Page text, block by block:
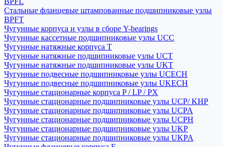
Стальные фланцевые штампованные подшипниковые узлы
BPFT
Чугунные корпуса и узлы в сборе Y-bearings
Чугунные кассетные подшипниковые узлы UCC
Чугунные натяжные корпуса T
Чугунные натяжные подшипниковые узлы UCT
Чугунные натяжные подшипниковые узлы UKT
Чугунные подвесные подшипниковые узлы UCECH
Чугунные подвесные подшипниковые узлы UKECH
Чугунные стационарные корпуса P / LP / PX
Чугунные стационарные подшипниковые узлы UCP/ KHP
Чугунные стационарные подшипниковые узлы UCPA
Чугунные стационарные подшипниковые узлы UCPH
Чугунные стационарные подшипниковые узлы UKP
Чугунные стационарные подшипниковые узлы UKPA